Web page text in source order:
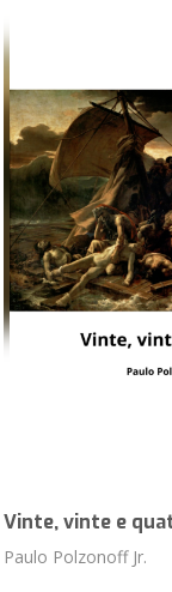
Vinte, vinte e
Paulo Polzonoff Jr.